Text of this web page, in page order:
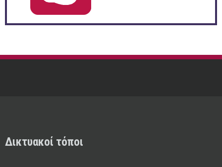
Δικτυακοί τόποι